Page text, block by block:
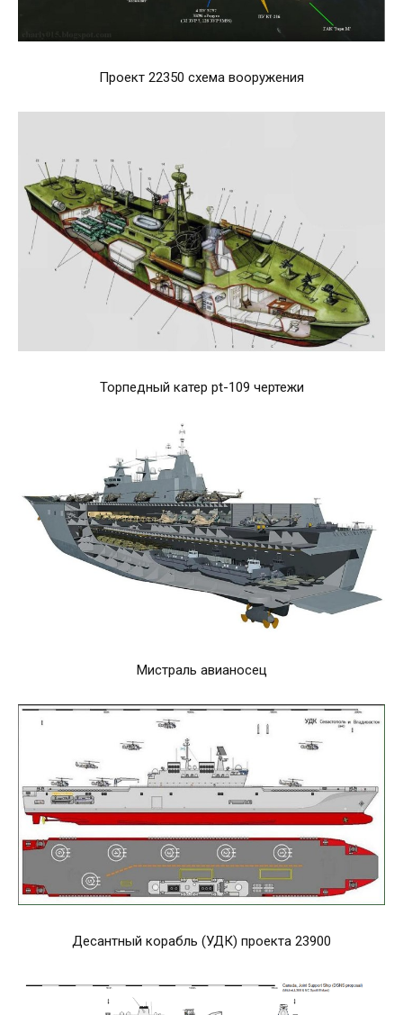
Проект 22350 схема вооружения
Торпедный катер pt-109 чертежи
Мистраль авианосец
Десантный корабль (УДК) проекта 23900